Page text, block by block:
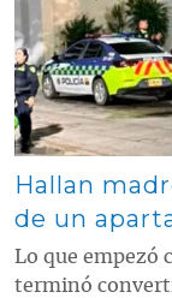
Hallan
de un
Lo que empezó
terminó